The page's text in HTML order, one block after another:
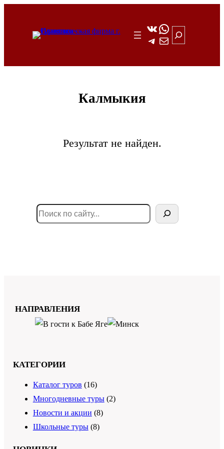
содержимому
ВКонтакте
WhatsApp
Telegram
Почта
Поиск
Калмыкия
Результат не найден.
НАПРАВЛЕНИЯ
КАТЕГОРИИ
Каталог туров (16)
Многодневные туры(2)
Новости и акции (8)
Школьные туры(8)